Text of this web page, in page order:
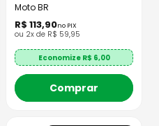
Moto BR
R$ 113,90no PIX
ou 2x de R$ 59,95
Economize R$ 6,00
Comprar